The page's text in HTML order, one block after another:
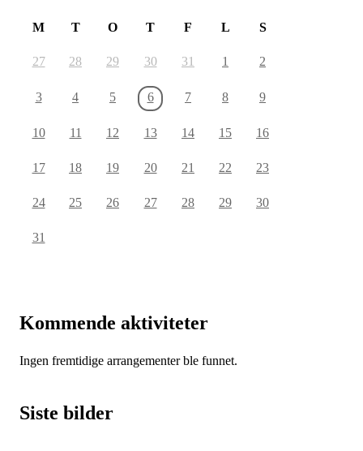
M T O T F L S
27 28 29 30 31 1 2
3 4 5 6 7 8 9
10 11 12 13 14 15 16
17 18 19 20 21 22 23
24 25 26 27 28 29 30
31
Kommende aktiviteter
Ingen fremtidige arrangementer ble funnet.
Siste bilder